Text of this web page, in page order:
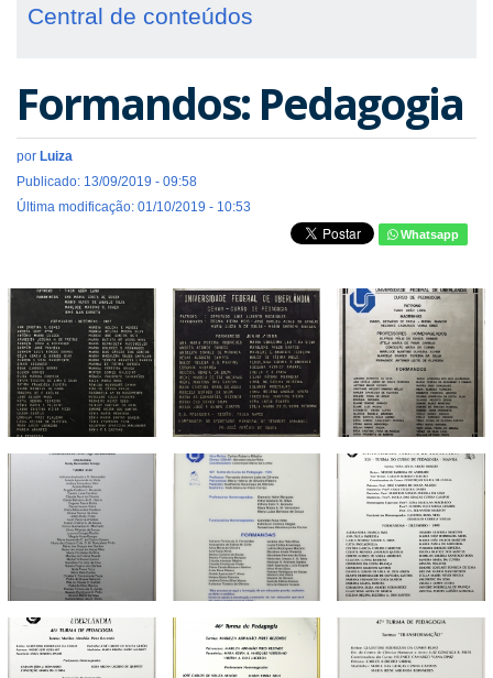
Central de conteúdos
Formandos: Pedagogia
por Luiza
Publicado: 13/09/2019 - 09:58
Última modificação: 01/10/2019 - 10:53
Whatsapp